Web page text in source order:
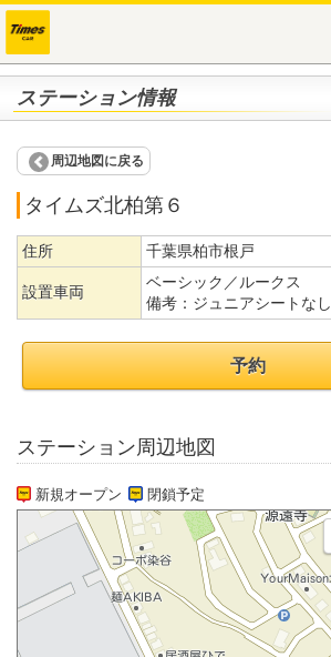
ステーション情報
周辺地図に戻る
タイムズ北柏第６
住所 千葉県柏市根戸
設置車両
ベーシック／ルークス
備考： ジュニアシートなし
予約
ステーション周辺地図
新規オープン 閉鎖予定